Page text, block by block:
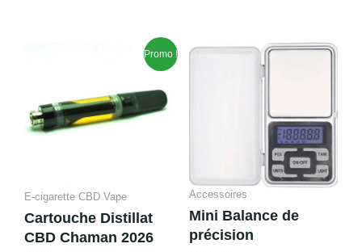
Promo !
E-cigarette CBD Vape
Cartouche Distillat
CBD Chaman 2026
Plage
€19,99
à
Ce
produit
a
plusieurs
choisies
sur
Accessoires
Mini Balance de
précision